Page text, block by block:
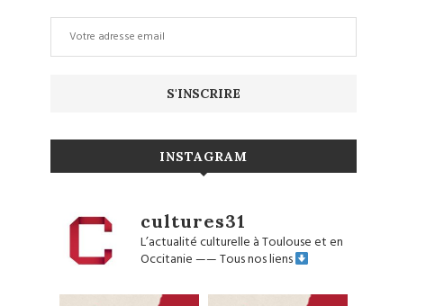
INSTAGRAM
cultures31
L’actualité culturelle à Toulouse et en
Occitanie——Tous nos liens